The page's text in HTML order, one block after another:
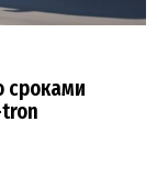
сроками